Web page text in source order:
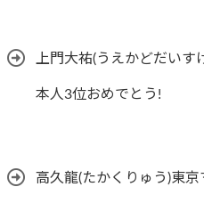
上門大祐(うえかどだい
本人3位おめでとう!
高久龍(たかくりゅう)東